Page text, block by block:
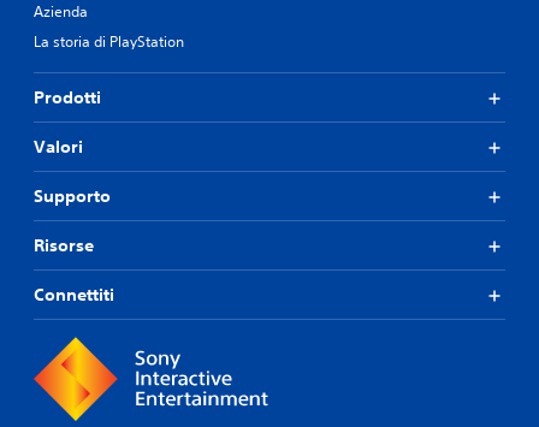
Azienda
La storia di PlayStation
Prodotti
Valori
Supporto
Risorse
Connettiti